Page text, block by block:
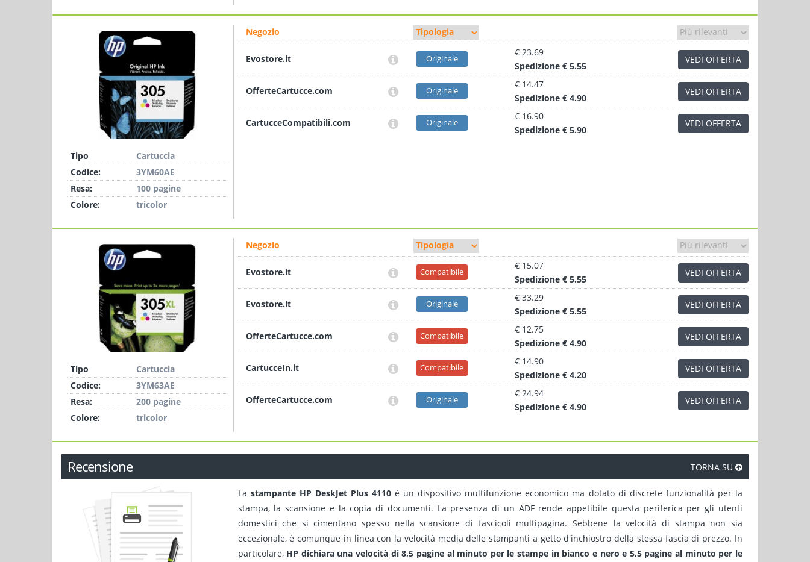
Tipo
Cartuccia
Codice:
3YM60AE
Resa:
100 pagine
Colore:
tricolor
Negozio
Evostore.it Originale
€ 23.69
Spedizione € 5.55
VEDI OFFERTA
OfferteCartucce.com Originale
€ 14.47
Spedizione € 4.90
VEDI OFFERTA
CartucceCompatibili.com Originale
€ 16.90
Spedizione € 5.90
VEDI OFFERTA
Tipo
Cartuccia
Codice:
3YM63AE
Resa:
200 pagine
Colore:
tricolor
Negozio
Evostore.it Compatibile
€ 15.07
Spedizione € 5.55
VEDI OFFERTA
Evostore.it Originale
€ 33.29
Spedizione € 5.55
VEDI OFFERTA
OfferteCartucce.com Compatibile
€ 12.75
Spedizione € 4.90
VEDI OFFERTA
CartucceIn.it Compatibile
€ 14.90
Spedizione € 4.20
VEDI OFFERTA
OfferteCartucce.com Originale
€ 24.94
Spedizione € 4.90
VEDI OFFERTA
Recensione TORNA SU
La stampante HP DeskJet Plus 4110è un dispositivo multifunzione economico ma dotato di discrete funzionalità per la
stampa, la scansione e la copia di documenti. La presenza di un ADF rende appetibile questa periferica per gli utenti
domestici che si cimentano spesso nella scansione di fascicoli multipagina. Sebbene la velocità di stampa non sia
eccezionale, è comunque in linea con la velocità media delle stampanti a getto d'inchiostro della stessa fascia di prezzo. In
particolare, HP dichiara una velocità di 8,5 pagine al minuto per le stampe in bianco e nero e 5,5 pagine al minuto per le